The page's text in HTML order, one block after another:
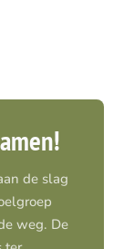
de slag
weg. De